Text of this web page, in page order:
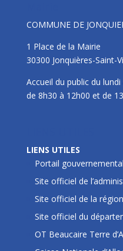
COMMUNE DE
1 Place de la Mairie
30300 Jonquières-Saint-
Accueil du public du
de 8h30 à 12h00 et de
LIENS UTILES
Portail gouvernemental
Site officiel de
Site officiel de la
Site officiel du
OT Beaucaire Terre